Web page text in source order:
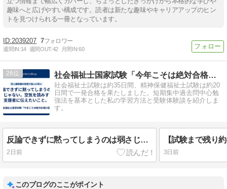
趣味へと広げやすい構成です。読者は新たな趣味やキャリアアップのヒン
トを見つけられる一冊となっています。
2039207 7
週間IN:14 週間OUT:42 月間IN:60
26 社会福祉士国家試験「今年こそは絶対合格計画」
社会福祉士試験は約35日間、精神保健福祉士試験は約20
日間で一発合格を果たしました。短期集中過去問中心勉
強法を基本とした私の学習方法と受験体験談を紹介しま
す。
反論できずに黙ってしまうのは弱さじゃない。空気を読みすぎる支援者に伝えたいこと。
2日前 3日前
このブログのここがポイント